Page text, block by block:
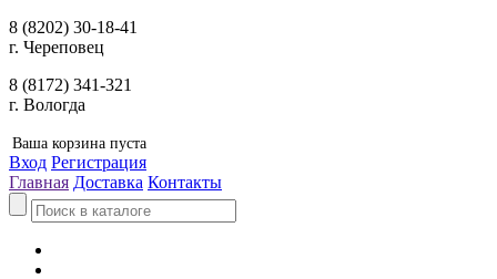
8 (8202) 30-18-41
г. Череповец
8 (8172) 341-321
г. Вологда
Ваша корзина пуста
Вход Регистрация
Главная Доставка Контакты